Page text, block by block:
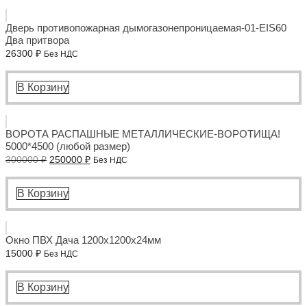
Дверь противопожарная дымогазонепроницаемая-01-EIS60
Два притвора
26300 ₽ Без НДС
В Корзину
ВОРОТА РАСПАШНЫЕ МЕТАЛЛИЧЕСКИЕ-ВОРОТИЩА!
5000*4500 (любой размер)
300000₽ Первоначальная
составляла
300000 ₽.
250000 ₽Текущая
250000 ₽.
Без НДС
В Корзину
Окно ПВХ Дача 1200x1200x24мм
15000 ₽ Без НДС
В Корзину